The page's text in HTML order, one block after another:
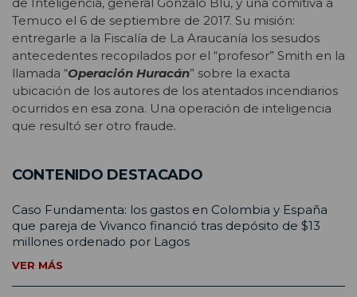
Temuco el 6 de septiembre de 2017. Su misión:
entregarle a la Fiscalía de La Araucanía los sesudos
antecedentes recopilados por el “profesor” Smith en la
llamada “Operación Huracán” sobre la exacta
ubicación de los autores de los atentados incendiarios
ocurridos en esa zona. Una operación de inteligencia
que resultó ser otro fraude.
CONTENIDO DESTACADO
Caso Fundamenta: los gastos en Colombia y España
que pareja de Vivanco financió tras depósito de $13
millones ordenado por Lagos
VER MÁS